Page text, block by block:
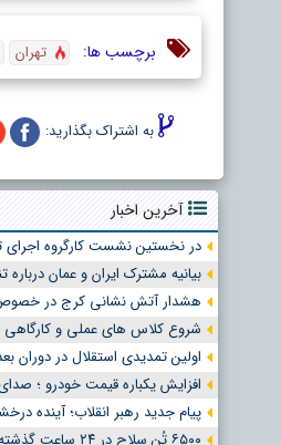
برچسب ها: تهران
به اشتراک بگذارید:
آخرین اخبار
در نخستین نشست کارگروه اجرای
بیانیه مشترک ایران و عمان درباره
هشدار آتش نشانی کرج در
شروع کلاس های عملی و کارگاهی
اولین تمدیدی استقلال در
افزایش یکباره قیمت خودرو ؛
پیام جدید رهبر انقلاب؛ آینده
۶۵۰۰ تُن سلاح در ۲۴ ساعت گذشته از آمریکا به اسرائیل ارس